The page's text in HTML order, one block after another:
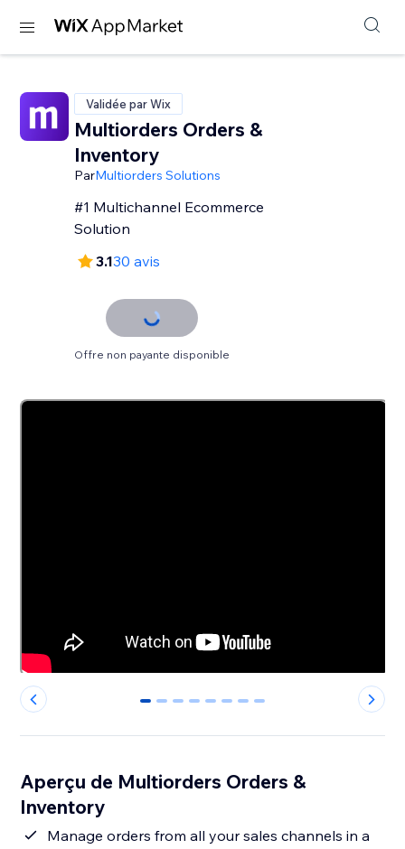
Validée par Wix
Multiorders Orders &
Inventory
ParMultiorders Solutions
#1 Multichannel Ecommerce
Solution
3.130 avis
Offre non payante disponible
0 1 2 3 4 5 6 7
Aperçu de Multiorders Orders &
Inventory
Manage orders from all your sales channels in a